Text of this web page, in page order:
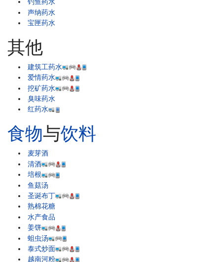
声纳药水
宝匣药水
其他
建筑工药水
爱情药水
挖矿药水
臭味药水
红药水
食物与饮料
麦芽酒
清酒
培根
鱼菇汤
圣诞布丁
熟棉花糖
水产食品
姜饼
蛆虫汤
泰式炒面
越南河粉